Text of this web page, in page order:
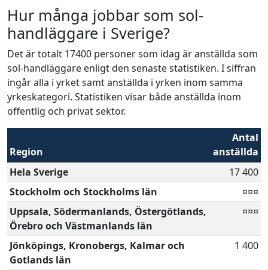
Hur många jobbar som sol-
handläggare i Sverige?
Det är totalt 17400 personer som idag är anställda som
sol-handläggare enligt den senaste statistiken. I siffran
ingår alla i yrket samt anställda i yrken inom samma
yrkeskategori. Statistiken visar både anställda inom
offentlig och privat sektor.
Region
Antal
anställda
Hela Sverige
17 400
Stockholm och Stockholms län
¤¤¤
Uppsala, Södermanlands, Östergötlands,
Örebro och Västmanlands län
¤¤¤
Jönköpings, Kronobergs, Kalmar och
Gotlands län
1 400